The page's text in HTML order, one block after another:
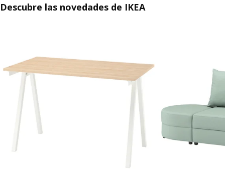
Descubre las novedades de IKEA